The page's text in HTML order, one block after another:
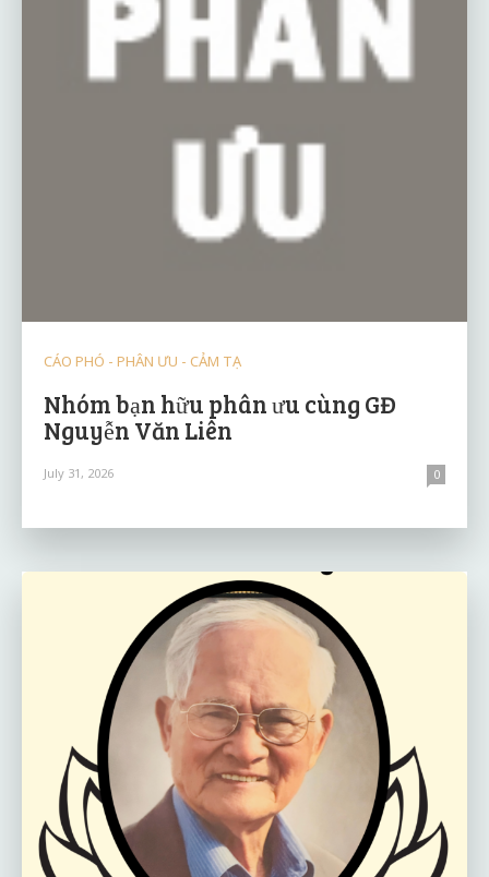
CÁO PHÓ - PHÂN ƯU - CẢM TẠ
Nhóm bạn hữu phân ưu cùng GĐ
Nguyễn Văn Liên
July 31, 2026 0